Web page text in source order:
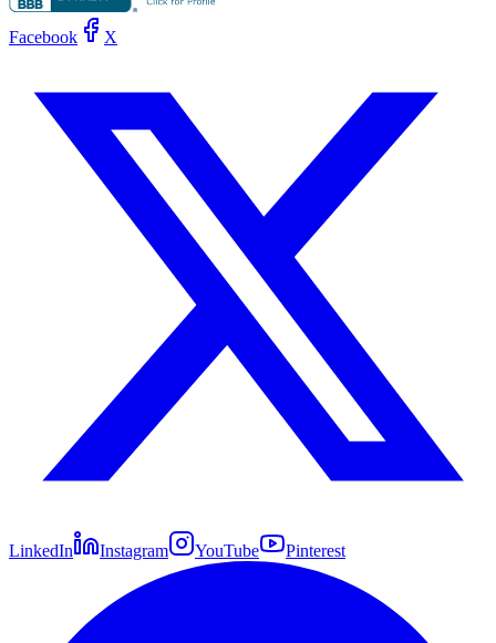
Facebook X
LinkedIn Instagram YouTube Pinterest